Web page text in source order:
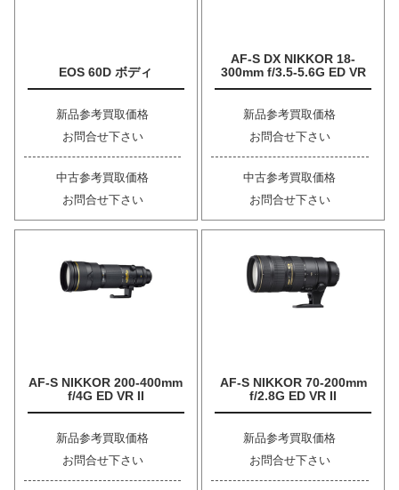
EOS 60D ボディ
新品参考買取価格
お問合せ下さい
中古参考買取価格
お問合せ下さい
AF-S DX NIKKOR 18-
300mm f/3.5-5.6G ED VR
新品参考買取価格
お問合せ下さい
中古参考買取価格
お問合せ下さい
AF-S NIKKOR 200-400mm
f/4G ED VR II
新品参考買取価格
お問合せ下さい
AF-S NIKKOR 70-200mm
f/2.8G ED VR II
新品参考買取価格
お問合せ下さい